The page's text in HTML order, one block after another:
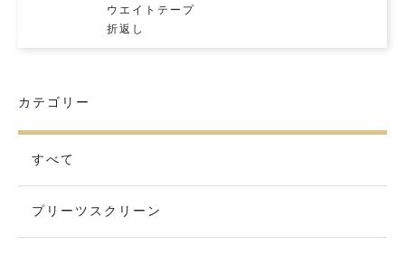
ウエイトテープ
折返し
カテゴリー
すべて
プリーツスクリーン